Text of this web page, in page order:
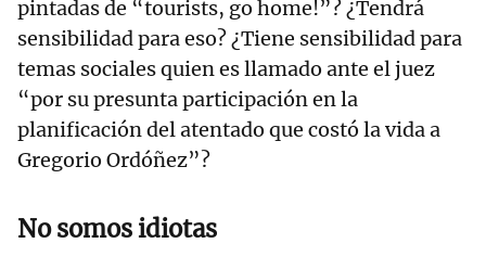
pintadas de “tourists, go home!”? ¿Tendrá
sensibilidad para eso? ¿Tiene sensibilidad para
temas sociales quien es llamado ante el juez
“por su presunta participación en la
planificación del atentado que costó la vida a
Gregorio Ordóñez”?
No somos idiotas